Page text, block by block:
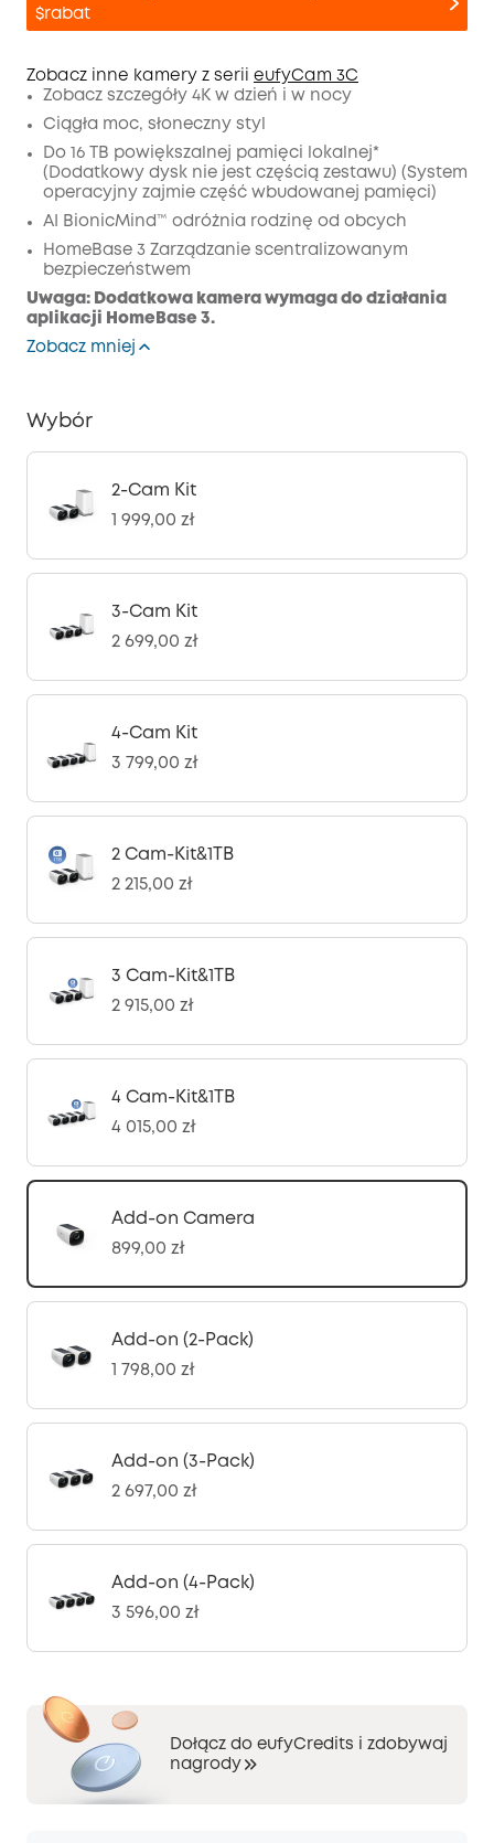
$rabat
Wyłączony
Kod:
Zobacz inne kamery z serii eufyCam 3C
Zobacz szczegóły 4K w dzień i w nocy
Ciągła moc, słoneczny styl
Do 16 TB powiększalnej pamięci lokalnej*
(Dodatkowy dysk nie jest częścią zestawu) (System
operacyjny zajmie część wbudowanej pamięci)
AI BionicMind™ odróżnia rodzinę od obcych
HomeBase 3 Zarządzanie scentralizowanym
bezpieczeństwem
Uwaga: Dodatkowa kamera wymaga do działania
aplikacji HomeBase 3.
Zobacz mniej
Wybór
2-Cam Kit
1 999,00 zł
3-Cam Kit
2 699,00 zł
4-Cam Kit
3 799,00 zł
2 Cam-Kit&1TB
2 215,00 zł
3 Cam-Kit&1TB
2 915,00 zł
4 Cam-Kit&1TB
4 015,00 zł
Add-on Camera
899,00 zł
Add-on (2-Pack)
1 798,00 zł
Add-on (3-Pack)
2 697,00 zł
Add-on (4-Pack)
3 596,00 zł
Dołącz do eufyCredits i zdobywaj
nagrody